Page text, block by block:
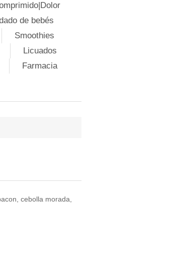
de bebés
Smoothies
Licuados
Farmacia
cebolla morada,